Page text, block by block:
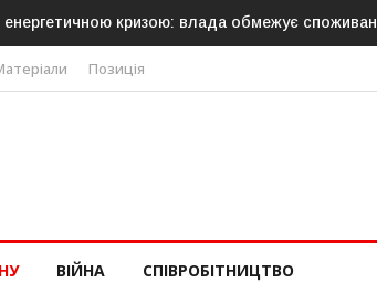
направити до 20 військових для операцій із
Позиція
ВІЙНА СПІВРОБІТНИЦТВО